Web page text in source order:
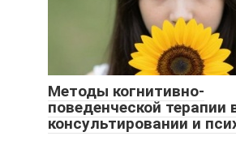
Методы когнитивно-
поведенческой терапии
консультировании и